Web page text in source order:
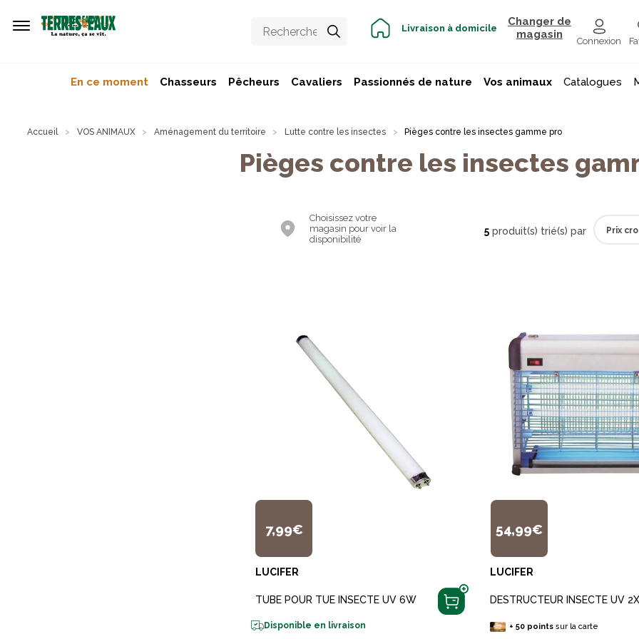
Livraison à domicile
Changer de
magasin
Connexion
En ce moment Chasseurs Pêcheurs Cavaliers Passionnés de nature Vos animaux Catalogues
Accueil VOS ANIMAUX Aménagement du territoire Lutte contre les insectes Pièges contre les insectes gamme pro
Pièges contre les insectes
Choisissez votre
magasin pour voir la
disponibilité
5 produit(s) trié(s) par
7,99€
LUCIFER
TUBE POUR TUE INSECTE UV 6W
Disponible en livraison
54,99€
LUCIFER
DESTRUCTEUR INSECTE UV
+ 50pointssur la carte